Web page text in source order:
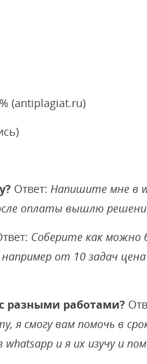
(antiplagiat.ru)
Ответ: Напишите мне в
оплаты вышлю
Соберите как можно
от 10 задач
разными работами?
я смогу вам помочь в
и я их изучу и